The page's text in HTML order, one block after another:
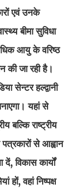
एवं उनके
बीमा सुविधा
आयु के वरिष्ठ
की जा रही है।
सेन्टर हल्द्वानी
यहां से
बल्कि राष्ट्रीय
पत्रकारों से आह्वान
दें, विकास कार्यों
वहां निष्पक्ष